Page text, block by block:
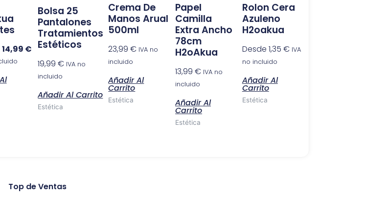
14,99 €
Bolsa 25
Pantalones
Tratamientos
Estéticos
19,99€ IVA no
incluido
Añadir Al Carrito
Estética
Crema De
Manos Arual
500ml
23,99€ IVA no
incluido
Añadir Al
Carrito
Estética
Papel
Camilla
Extra Ancho
78cm
H2oAkua
13,99€ IVA no
incluido
Añadir Al
Carrito
Estética
Rolon Cera
Azuleno
H2oakua
Desde 1,35 € IVA
no incluido
Añadir Al
Carrito
Estética
Top de Ventas